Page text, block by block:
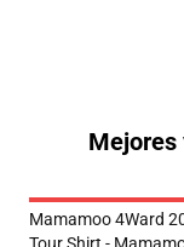
Mejores
Mamamoo 4Ward